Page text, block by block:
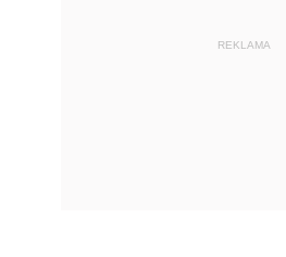
REKLAMA